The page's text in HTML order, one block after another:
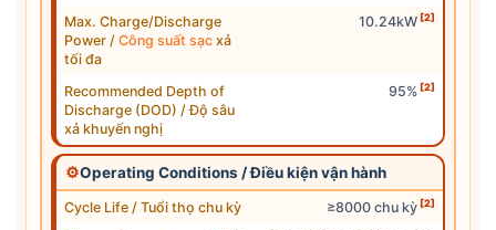
Max. Charge/Discharge
Power / Công suất sạc xả
tối đa
10.24kW [2]
Recommended Depth of
Discharge (DOD) / Độ sâu
xả khuyến nghị
95% [2]
⚙Operating Conditions / Điều kiện vận hành
Cycle Life / Tuổi thọ chu kỳ ≥8000 chu kỳ [2]